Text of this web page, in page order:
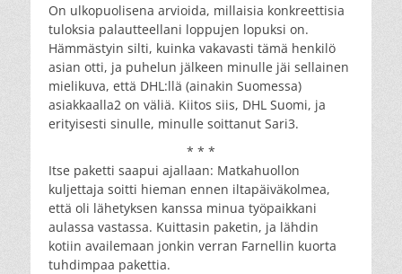
On ulkopuolisena arvioida, millaisia konkreettisia
tuloksia palautteellani loppujen lopuksi on.
Hämmästyin silti, kuinka vakavasti tämä henkilö
asian otti, ja puhelun jälkeen minulle jäi sellainen
mielikuva, että DHL:llä (ainakin Suomessa)
asiakkaalla2 on väliä. Kiitos siis, DHL Suomi, ja
erityisesti sinulle, minulle soittanut Sari3.
* * *
Itse paketti saapui ajallaan: Matkahuollon
kuljettaja soitti hieman ennen iltapäiväkolmea,
että oli lähetyksen kanssa minua työpaikkani
aulassa vastassa. Kuittasin paketin, ja lähdin
kotiin availemaan jonkin verran Farnellin kuorta
tuhdimpaa pakettia.